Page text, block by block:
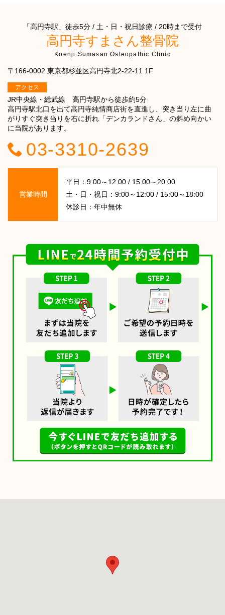
「高円寺駅」徒歩5分 / 土・日・祝日診療 / 20時まで受付
高円寺すまさん整骨院
Koenji Sumasan Osteopathic Clinic
〒166-0002 東京都杉並区高円寺北2-22-11 1F
アクセス
JR中央線・総武線 高円寺駅から徒歩約5分
高円寺駅北口を出て高円寺純情商店街を直進し、突き当り左に曲
がりすぐ突き当りを右に折れ「デンカランドさん」の斜め向かい
に当院があります。
03-3310-2639
営業時間
平日：9:00～12:00 / 15:00～20:00
土・日・祝日：9:00～12:00 / 15:00～18:00
休診日：年中無休